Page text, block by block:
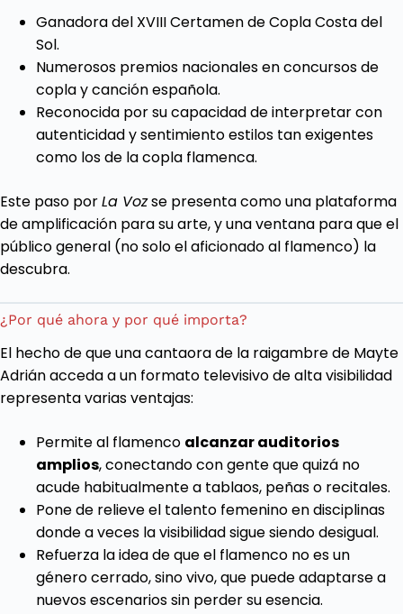
Ganadora del XVIII Certamen de Copla Costa del
Sol.
Numerosos premios nacionales en concursos de
copla y canción española.
Reconocida por su capacidad de interpretar con
autenticidad y sentimiento estilos tan exigentes
como los de la copla flamenca.
Este paso porLa Vozse presenta como una plataforma
de amplificación para su arte, y una ventana para que el
público general (no solo el aficionado al flamenco) la
descubra.
¿Por qué ahora y por qué importa?
El hecho de que una cantaora de la raigambre de Mayte
Adrián acceda a un formato televisivo de alta visibilidad
representa varias ventajas:
Permite al flamenco alcanzar auditorios
amplios, conectando con gente que quizá no
acude habitualmente a tablaos, peñas o recitales.
Pone de relieve el talento femenino en disciplinas
donde a veces la visibilidad sigue siendo desigual.
Refuerza la idea de que el flamenco no es un
género cerrado, sino vivo, que puede adaptarse a
nuevos escenarios sin perder su esencia.